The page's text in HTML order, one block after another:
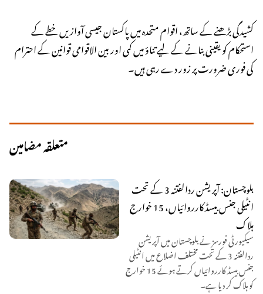
کشیدگی بڑھنے کے ساتھ، اقوام متحدہ میں پاکستان جیسی آوازیں خطے کے
استحکام کو یقینی بنانے کے لیے تناؤ میں کمی اور بین الاقوامی قوانین کے احترام
کی فوری ضرورت پر زور دے رہی ہیں۔
متعلقہ مضامین
بلوچستان: آپریشن ردالفتنہ 3 کے تحت
انٹیلی جنس بیسڈ کارروائیاں، 15 خوارج
ہلاک
سیکیورٹی فورسز نے بلوچستان میں آپریشن
ردالفتنہ 3 کے تحت مختلف اضلاع میں انٹیلی
جنس بیسڈ کارروائیاں کرتے ہوئے 15 خوارج
کو ہلاک کر دیا ہے۔